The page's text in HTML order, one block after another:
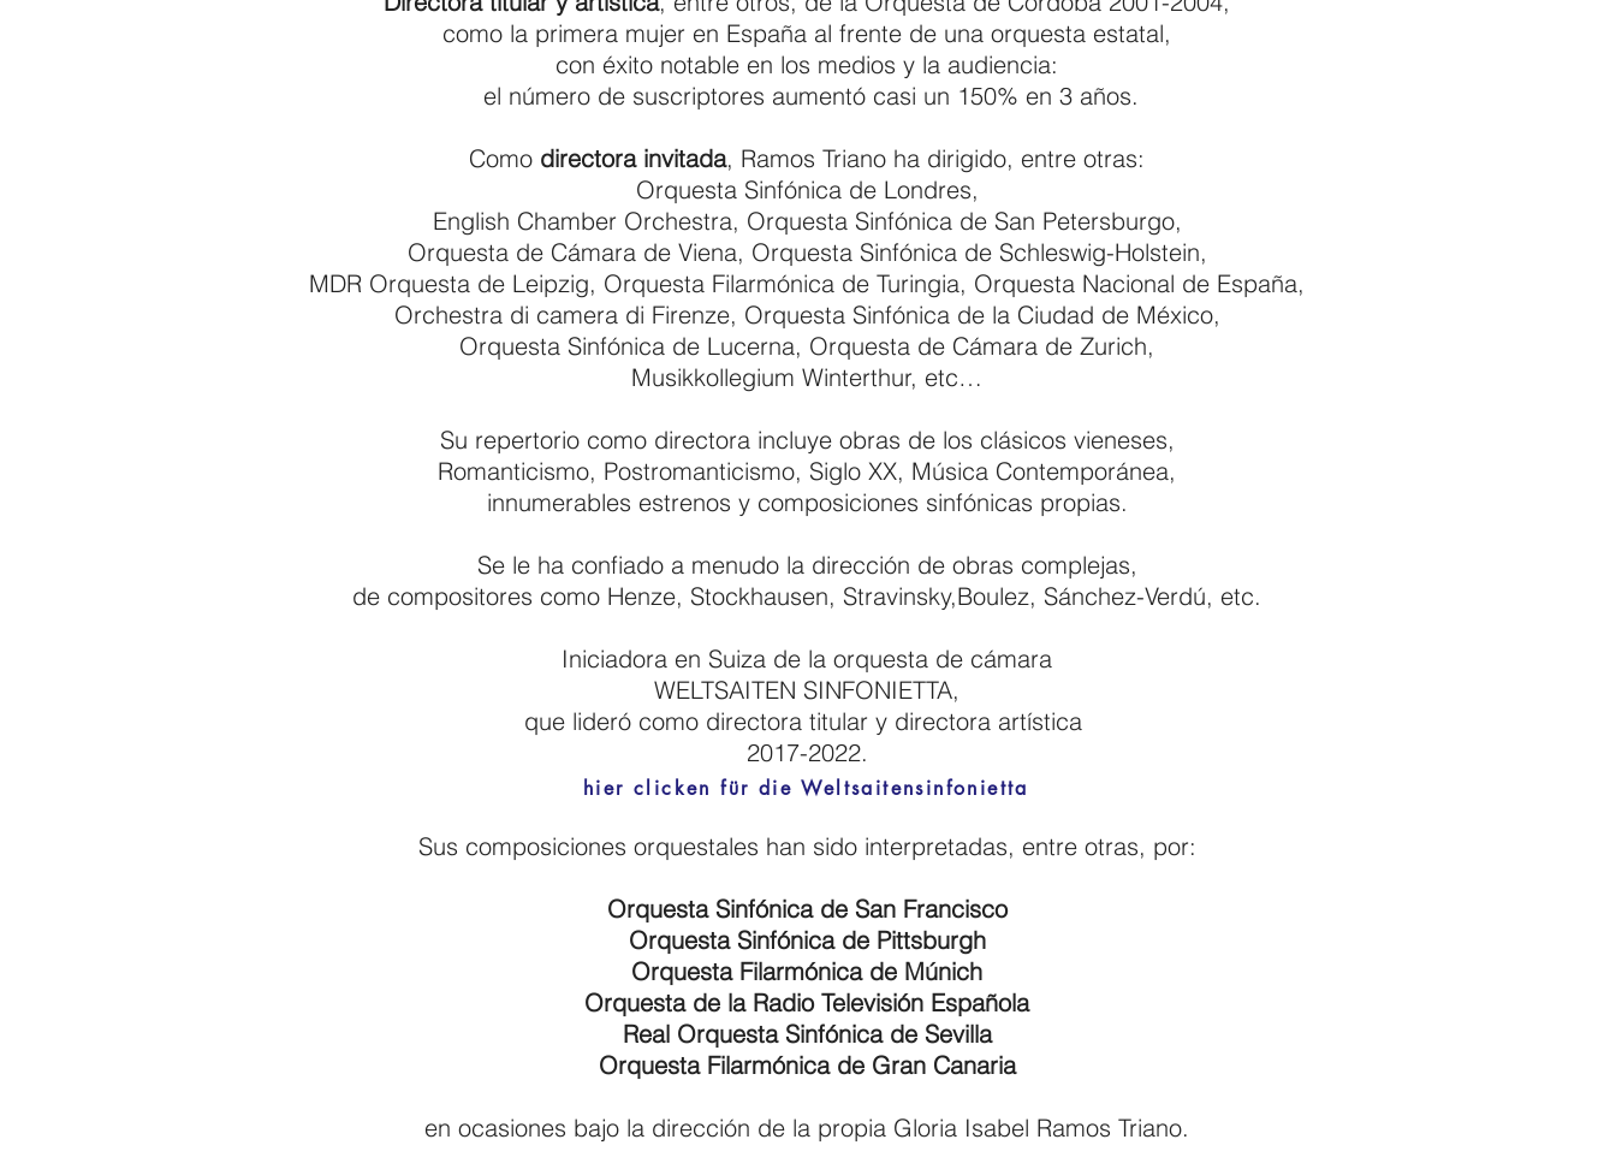
como la primera mujer en España al frente de una orquesta estatal,
con éxito notable en los medios y la audiencia:
el número de suscriptores aumentó casi un 150% en 3 años.
Como directora invitada, Ramos Triano ha dirigido, entre otras:
Orquesta Sinfónica de Londres,
English Chamber Orchestra, Orquesta Sinfónica de San Petersburgo,
Orquesta de Cámara de Viena, Orquesta Sinfónica de Schleswig-Holstein,
MDR Orquesta de Leipzig, Orquesta Filarmónica de Turingia, Orquesta Nacional de España,
Orchestra di camera di Firenze, Orquesta Sinfónica de la Ciudad de México,
Orquesta Sinfónica de Lucerna, Orquesta de Cámara de Zurich,
Musikkollegium Winterthur, etc…
Su repertorio como directora incluye obras de los clásicos vieneses,
Romanticismo, Postromanticismo, Siglo XX, Música Contemporánea,
innumerables estrenos y composiciones sinfónicas propias.
Se le ha confiado a menudo la dirección de obras complejas,
de compositores como Henze, Stockhausen, Stravinsky,Boulez, Sánchez-Verdú, etc.
Iniciadora en Suiza de la orquesta de cámara
WELTSAITEN SINFONIETTA,
que lideró como directora titular y directora artística
2017-2022.
Sus composiciones orquestales han sido interpretadas, entre otras, por:
Orquesta Sinfónica de San Francisco
Orquesta Sinfónica de Pittsburgh
Orquesta Filarmónica de Múnich
Orquesta de la Radio Televisión Española
Real Orquesta Sinfónica de Sevilla
Orquesta Filarmónica de Gran Canaria
en ocasiones bajo la dirección de la propia Gloria Isabel Ramos Triano.
hier clicken für die Weltsaitensinfonietta